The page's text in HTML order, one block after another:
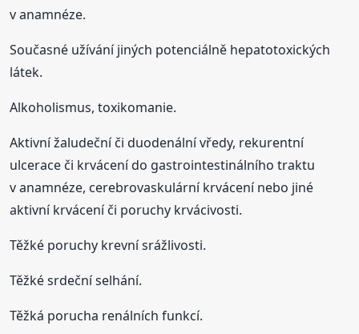
v anamnéze.
Současné užívání jiných potenciálně hepatotoxických
látek.
Alkoholismus, toxikomanie.
Aktivní žaludeční či duodenální vředy, rekurentní
ulcerace či krvácení do gastrointestinálního traktu
v anamnéze, cerebrovaskulární krvácení nebo jiné
aktivní krvácení či poruchy krvácivosti.
Těžké poruchy krevní srážlivosti.
Těžké srdeční selhání.
Těžká porucha renálních funkcí.